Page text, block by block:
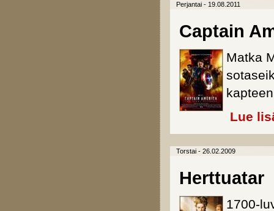
Perjantai - 19.08.2011
Captain
Matka
Lue
Torstai - 26.02.2009
Herttuatar
1700-